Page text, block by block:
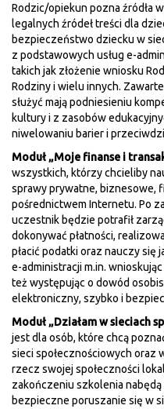
Rodzic/opiekun pozna źródła
legalnych źródeł treści dla
bezpieczeństwo dziecku w
z podstawowych usług e-
takich jak złożenie wniosku
Rodziny i wielu innych.
służyć mają podniesieniu
kultury i z zasobów
niwelowaniu barier i
Moduł „Moje finanse i
wszystkich, którzy chcieliby
sprawy prywatne, biznesowe,
pośrednictwem Internetu. Po
uczestnik będzie potrafił
dokonywać płatności,
płacić podatki oraz nauczy się
e-administracji m.in.
też występując o dowód
elektroniczny, szybko i
Moduł „Działam w sieciach
jest dla osób, które chcą
sieci społecznościowych oraz
rzecz swojej społeczności
zakończeniu szkolenia
bezpieczne poruszanie się w